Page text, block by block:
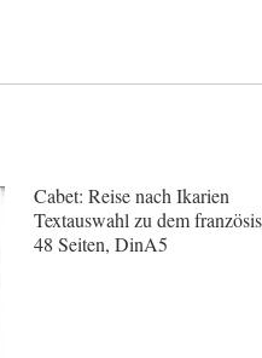
Cabet: Reise nach Ikarien
Textauswahl zu dem
48 Seiten, DinA5